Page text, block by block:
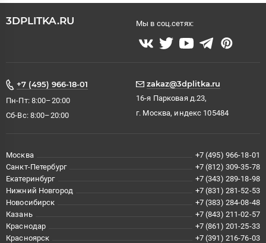
3DPLITKA.RU Мы в соц.сетях:
+7 (495) 966-18-01
Пн-Пт: 8:00–20:00
Сб-Вс: 8:00–20:00
zakaz@3dplitka.ru
16-я Парковая д.23,
г. Москва, индекс 105484
Москва
+7 (495) 966-18-01
Санкт-Петербург
+7 (812) 309-35-78
Екатеринбург
+7 (343) 289-18-98
Нижний Новгород
+7 (831) 281-52-53
Новосибирск
+7 (383) 284-08-48
Казань
+7 (843) 211-02-57
Краснодар
+7 (861) 201-25-33
Красноярск
+7 (391) 216-76-03